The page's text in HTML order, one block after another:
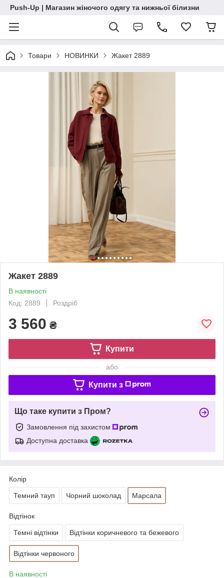
Push-Up | Магазин жіночого одягу та нижньої білизни
Товари НОВИНКИ Жакет 2889
Жакет 2889
В наявності
Код: 2889
Роздріб
3 560 ₴
Купити
або
Купити з
Що таке купити з Пром?
Замовлення під захистом
Доступна доставка
Колір
Темний тауп Чорний шоколад Марсала
Відтінок
Темні відтінки Відтінки коричневого та бежевого
Відтінки червоного
В наявності